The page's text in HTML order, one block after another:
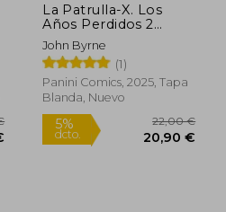
La Patrulla-X. Los
Años Perdidos 2
(Marvel Limited Editi
on)
John Byrne
(1)
Panini Comics, 2025, Tapa
Blanda, Nuevo